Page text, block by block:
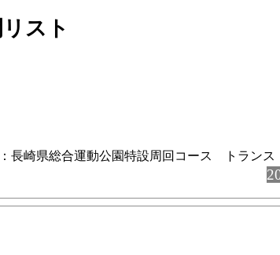
スト
長崎県総合運動公園特設周回コース トランス